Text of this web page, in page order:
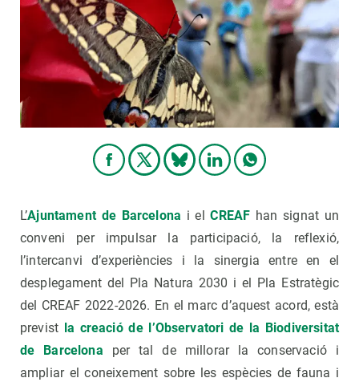
L’Ajuntament de Barcelona i elCREAF han signat un
conveni per impulsar la participació, la reflexió,
l’intercanvi d’experiències i la sinergia entre en el
desplegament del Pla Natura 2030 i el Pla Estratègic
del CREAF 2022-2026. En el marc d’aquest acord, està
previst la creació de l’Observatori de la Biodiversitat
de Barcelona per tal de millorar la conservació i
ampliar el coneixement sobre les espècies de fauna i